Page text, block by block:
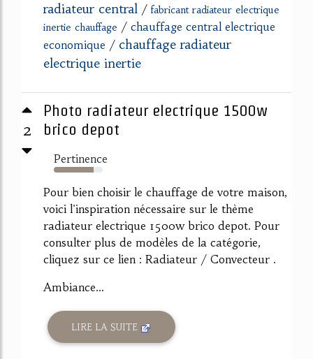
radiateur central / fabricant radiateur electrique
inertie chauffage / chauffage central electrique
economique / chauffage radiateur
electrique inertie
2
Photo radiateur electrique 1500w
brico depot
Pertinence
82%
Pour bien choisir le chauffage de votre maison,
voici l'inspiration nécessaire sur le thème
radiateur electrique 1500w brico depot. Pour
consulter plus de modèles de la catégorie,
cliquez sur ce lien : Radiateur / Convecteur .
Ambiance...
LIRE LA SUITE